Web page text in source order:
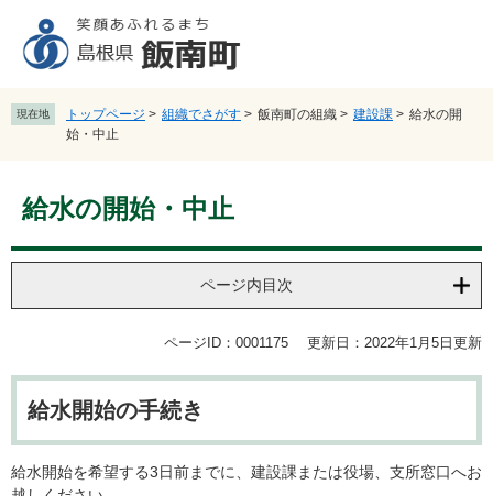
先
頭
を
飛
へ
現在地 トップページ > 組織でさがす > 飯南町の組織 > 建設課 > 給水の開
始・中止
文給水の開始・中止
ページ内目次
ページID：0001175 更新日：2022年1月5日更新
給水開始の手続き
給水開始を希望する3日前までに、建設課または役場、支所窓口へお